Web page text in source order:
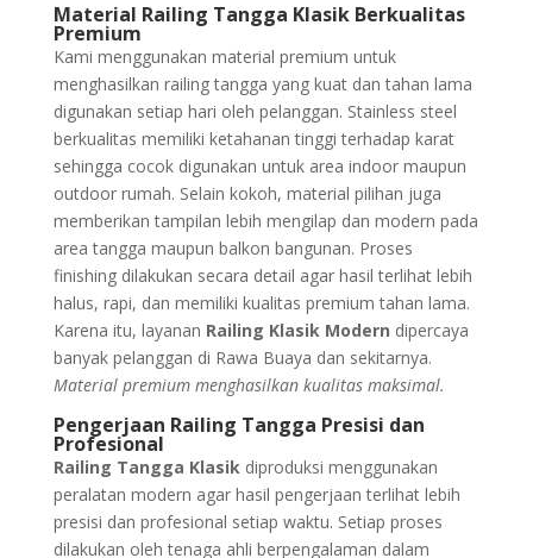
Material Railing Tangga Klasik Berkualitas
Premium
Kami menggunakan material premium untuk
menghasilkan railing tangga yang kuat dan tahan lama
digunakan setiap hari oleh pelanggan. Stainless steel
berkualitas memiliki ketahanan tinggi terhadap karat
sehingga cocok digunakan untuk area indoor maupun
outdoor rumah. Selain kokoh, material pilihan juga
memberikan tampilan lebih mengilap dan modern pada
area tangga maupun balkon bangunan. Proses
finishing dilakukan secara detail agar hasil terlihat lebih
halus, rapi, dan memiliki kualitas premium tahan lama.
Karena itu, layanan Railing Klasik Modern dipercaya
banyak pelanggan di Rawa Buaya dan sekitarnya.
Material premium menghasilkan kualitas maksimal.
Pengerjaan Railing Tangga Presisi dan
Profesional
Railing Tangga Klasikdiproduksi menggunakan
peralatan modern agar hasil pengerjaan terlihat lebih
presisi dan profesional setiap waktu. Setiap proses
dilakukan oleh tenaga ahli berpengalaman dalam